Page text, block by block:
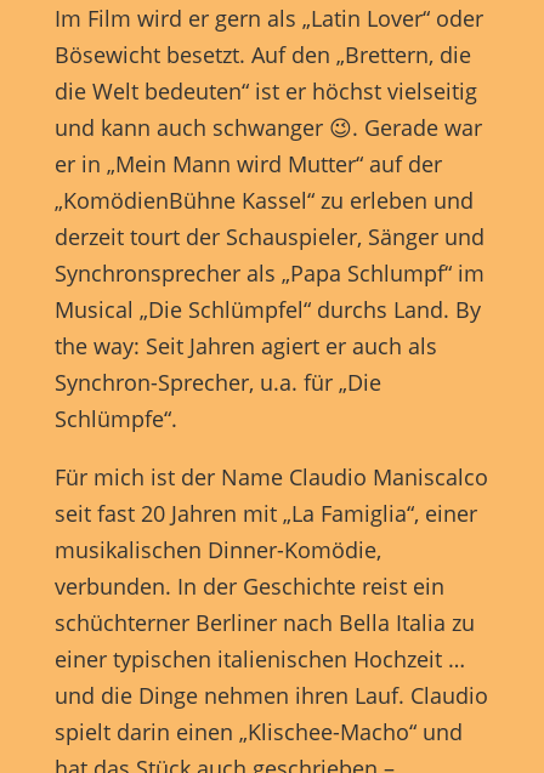
Im Film wird er gern als „Latin Lover“ oder
Bösewicht besetzt. Auf den „Brettern, die
die Welt bedeuten“ ist er höchst vielseitig
und kann auch schwanger 😉. Gerade war
er in „Mein Mann wird Mutter“ auf der
„KomödienBühne Kassel“ zu erleben und
derzeit tourt der Schauspieler, Sänger und
Synchronsprecher als „Papa Schlumpf“ im
Musical „Die Schlümpfel“ durchs Land. By
the way: Seit Jahren agiert er auch als
Synchron-Sprecher, u.a. für „Die
Schlümpfe“.
Für mich ist der Name Claudio Maniscalco
seit fast 20 Jahren mit „La Famiglia“, einer
musikalischen Dinner-Komödie,
verbunden. In der Geschichte reist ein
schüchterner Berliner nach Bella Italia zu
einer typischen italienischen Hochzeit …
und die Dinge nehmen ihren Lauf. Claudio
spielt darin einen „Klischee-Macho“ und
die Verwendung Ihrer Daten finden Sie in unserer
Datenschutzerklärung.
Hier finden Sie eine Übersicht über alle verwendeten Cookies.
Sie können Ihre Einwilligung zu ganzen Kategorien geben
oder sich weitere Informationen anzeigen lassen und so nur
bestimmte Cookies auswählen.
Alle akzeptieren Speichern
Nur essenzielle Cookies akzeptieren
Zurück
Datenschutzeinstellungen
Essenziell (1)
die einwandfreie Funktion der Website erforderlich.
Marketing (1)
Marketing-Cookies werden von Drittanbietern oder Publishern
verwendet, um personalisierte Werbung anzuzeigen. Sie tun dies, indem
sie Besucher über Websites hinweg verfolgen.
Cookie-Informationen anzeigen
Externe Medien (7)
Inhalte von Videoplattformen und Social-Media-Plattformen werden